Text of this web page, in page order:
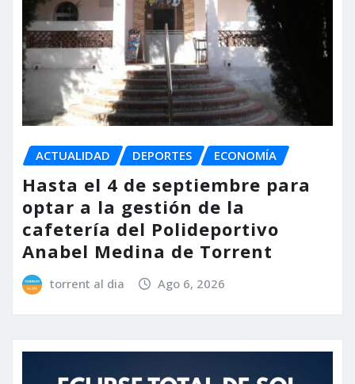
ACTUALIDAD DEPORTES ECONOMÍA
Hasta el 4 de septiembre para
optar a la gestión de la
cafetería del Polideportivo
Anabel Medina de Torrent
torrent al dia Ago 6, 2026